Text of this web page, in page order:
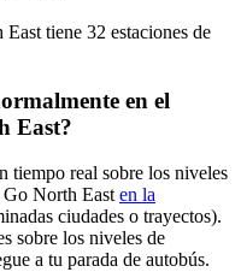
tiene 32 estaciones de
en el
East?
tiempo real sobre los niveles
Go North East en la
ciudades o trayectos).
sobre los niveles de
a tu parada de autobús.